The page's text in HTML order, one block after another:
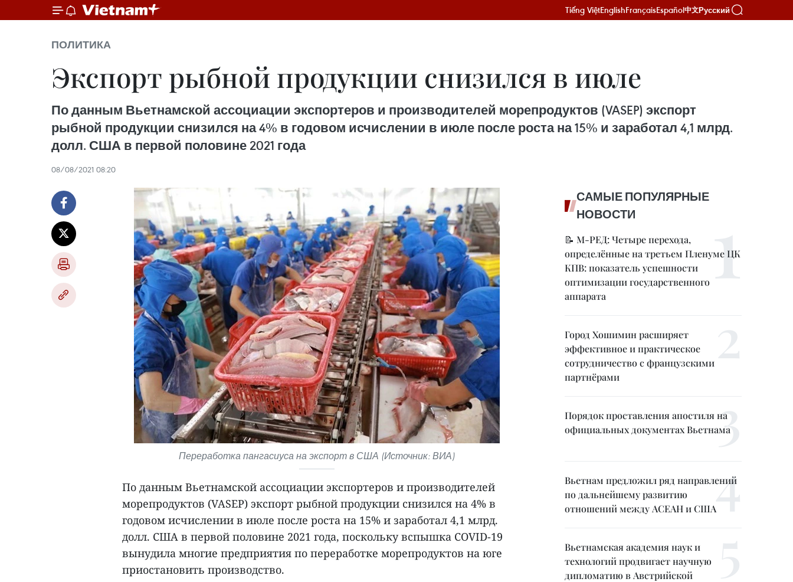
Tiếng ViệtEnglishFrançaisEspañol中文Русский
ПОЛИТИКА
Экспорт рыбной продукции снизился в июле
По данным Вьетнамской ассоциации экспортеров и производителей морепродуктов (VASEP) экспорт
рыбной продукции снизился на 4% в годовом исчислении в июле после роста на 15% и заработал 4,1 млрд.
долл. США в первой половине 2021 года
08/08/2021 08:20
Переработка пангасиуса на экспорт в США (Источник: ВИА)
По данным Вьетнамской ассоциации экспортеров и производителей
морепродуктов (VASEP) экспорт рыбной продукции снизился на 4% в
годовом исчислении в июле после роста на 15% и заработал 4,1 млрд.
долл. США в первой половине 2021 года, поскольку вспышка COVID-19
вынудила многие предприятия по переработке морепродуктов на юге
приостановить производство.
САМЫЕ ПОПУЛЯРНЫЕ
НОВОСТИ
📝 М-РЕД: Четыре перехода,
определённые на третьем Пленуме ЦК
КПВ: показатель успешности
оптимизации государственного
аппарата
Город Хошимин расширяет
эффективное и практическое
сотрудничество с французскими
партнёрами
Порядок проставления апостиля на
официальных документах Вьетнама
Вьетнам предложил ряд направлений
по дальнейшему развитию
отношений между АСЕАН и США
Вьетнамская академия наук и
технологий продвигает научную
дипломатию в Австрийской